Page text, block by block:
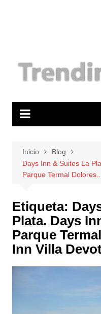
Inicio
Blog
Days Inn & Suites La
Parque Termal
Etiqueta:
Plata. Days
Parque
Inn Villa